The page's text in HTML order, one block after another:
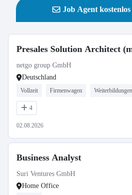
Job Agent
Presales Solution Architect
netgo group GmbH
Deutschland
Vollzeit Firmenwagen Weiterbildungen
4
02.08.2026
Business Analyst
Suri Ventures GmbH
Home Office